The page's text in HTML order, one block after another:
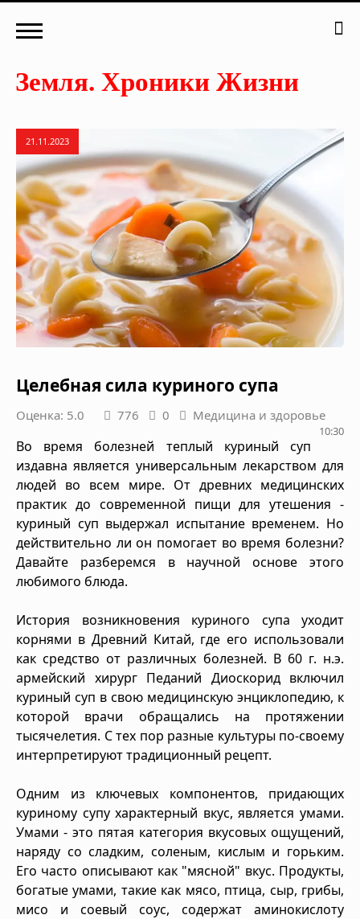
21.11.2023
Целебная сила куриного супа
Оценка: 5.0 776 0 Медицина и здоровье
10:30
Во время болезней теплый куриный суп
издавна является универсальным лекарством для
людей во всем мире. От древних медицинских
практик до современной пищи для утешения -
куриный суп выдержал испытание временем. Но
действительно ли он помогает во время болезни?
Давайте разберемся в научной основе этого
любимого блюда.
История возникновения куриного супа уходит
корнями в Древний Китай, где его использовали
как средство от различных болезней. В 60 г. н.э.
армейский хирург Педаний Диоскорид включил
куриный суп в свою медицинскую энциклопедию, к
которой врачи обращались на протяжении
тысячелетия. С тех пор разные культуры по-своему
интерпретируют традиционный рецепт.
Одним из ключевых компонентов, придающих
куриному супу характерный вкус, является умами.
Умами - это пятая категория вкусовых ощущений,
наряду со сладким, соленым, кислым и горьким.
Его часто описывают как "мясной" вкус. Продукты,
богатые умами, такие как мясо, птица, сыр, грибы,
мисо и соевый соус, содержат аминокислоту